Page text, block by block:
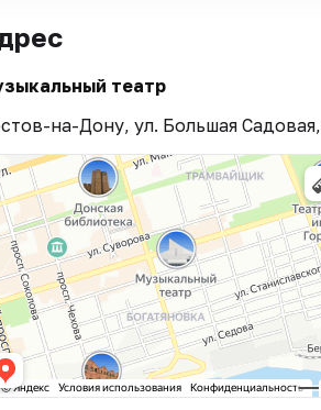
театр
на-Дону, ул. Большая